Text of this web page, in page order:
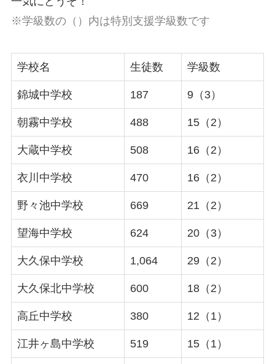
※学級数の（）内は特別支援学級数です
学校名 生徒数 学級数
錦城中学校 187 9（3）
朝霧中学校 488 15（2）
大蔵中学校 508 16（2）
衣川中学校 470 16（2）
野々池中学校 669 21（2）
望海中学校 624 20（3）
大久保中学校 1,064 29（2）
大久保北中学校 600 18（2）
高丘中学校 380 12（1）
江井ヶ島中学校 519 15（1）